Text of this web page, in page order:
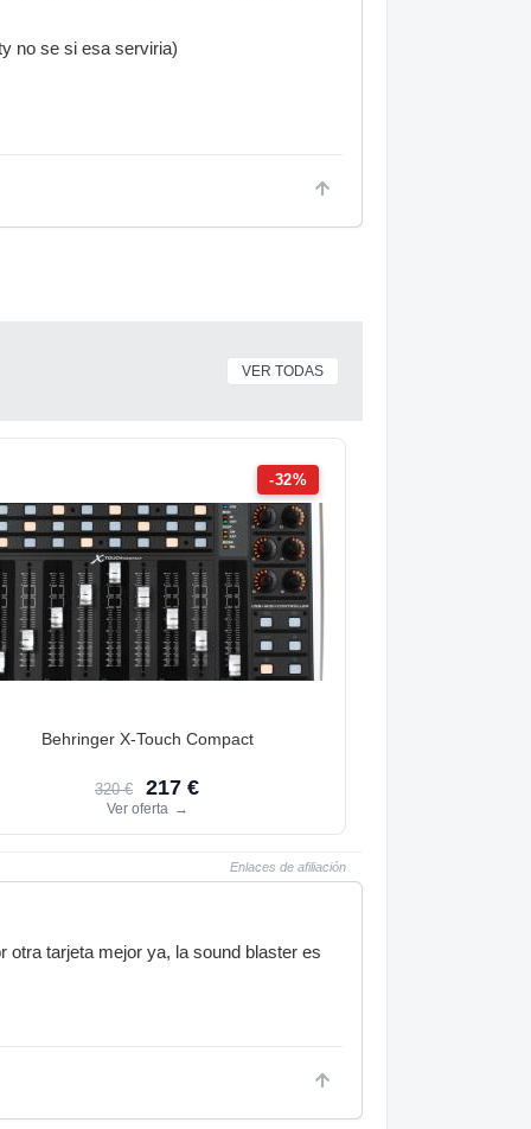
no se si esa serviria)
VER TODAS
-32%
Behringer X-Touch Compact
320 € 217 €
Ver oferta →
Enlaces de afiliación
tarjeta mejor ya, la sound blaster es